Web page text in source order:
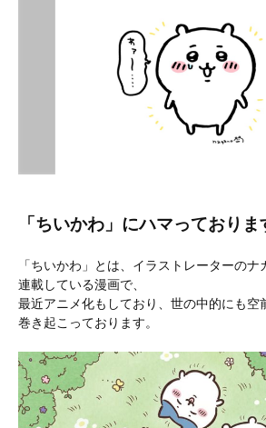
「ちいかわ」にハマっておりま
「ちいかわ」とは、イラストレーターの
連載している漫画で、
最近アニメ化もしており、世の中的にも空
巻き起こっております。